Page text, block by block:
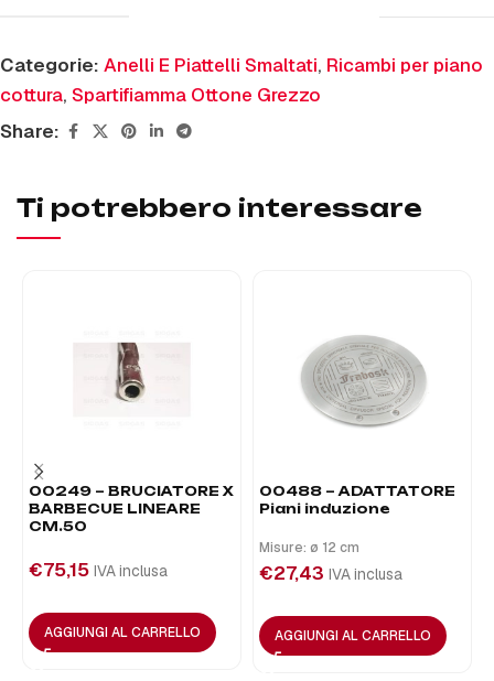
Categorie: Anelli E Piattelli Smaltati, Ricambi per piano
cottura, Spartifiamma Ottone Grezzo
Share:
Ti potrebbero interessare
00249 – BRUCIATORE X
BARBECUE LINEARE
CM.50
€75,15 IVA inclusa
AGGIUNGI AL CARRELLO
00488 – ADATTATORE
Piani induzione
Misure: ø 12 cm
€27,43 IVA inclusa
AGGIUNGI AL CARRELLO